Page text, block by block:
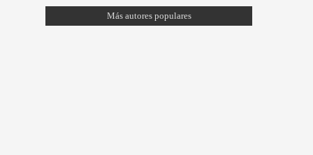
Más autores populares